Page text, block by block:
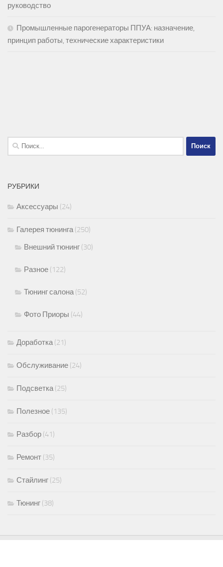
руководство
Промышленные парогенераторы ППУА: назначение,
принцип работы, технические характеристики
Найти:
РУБРИКИ
Аксессуары (24)
Галерея тюнинга(250)
Внешний тюнинг (30)
Разное (122)
Тюнинг салона(52)
Фото Приоры (44)
Доработка(21)
Обслуживание (24)
Подсветка(25)
Полезное (135)
Разбор (41)
Ремонт (35)
Стайлинг (25)
Тюнинг (38)